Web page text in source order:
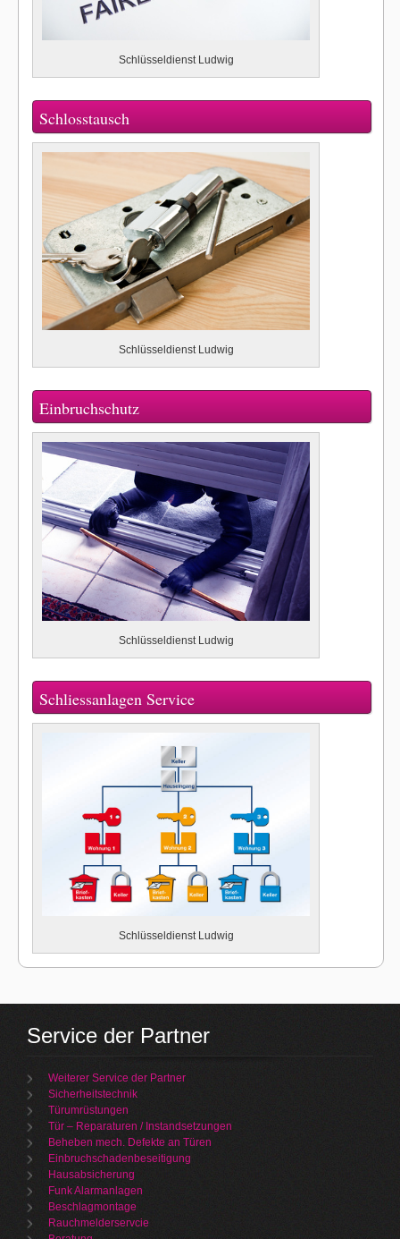
Schlüsseldienst Ludwig
Schlosstausch
Schlüsseldienst Ludwig
Einbruchschutz
Schlüsseldienst Ludwig
Schliessanlagen Service
Schlüsseldienst Ludwig
Service der Partner
Weiterer Service der Partner
Sicherheitstechnik
Türumrüstungen
Tür – Reparaturen / Instandsetzungen
Beheben mech. Defekte an Türen
Einbruchschadenbeseitigung
Hausabsicherung
Funk Alarmanlagen
Beschlagmontage
Rauchmelderservcie